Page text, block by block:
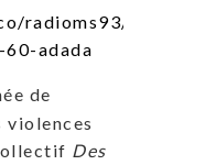
radioms93/saint-
adada
de
Des